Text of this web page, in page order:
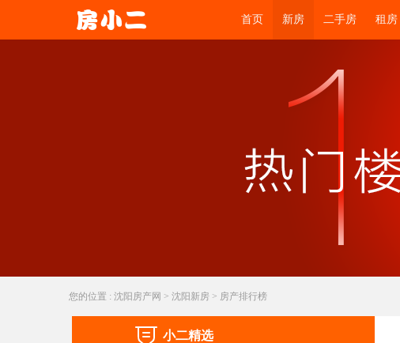
首页 新房 二手房 租房
您的位置 : 沈阳房产网 > 沈阳新房 > 房产排行榜
小二精选